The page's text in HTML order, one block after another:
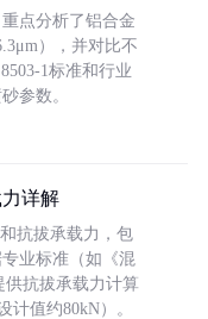
点分析了铝合金
），并对比不
1标准和行业
参数。
详解
抗拔承载力，包
业标准（如《混
供抗拔承载力计算
计值约80kN）。